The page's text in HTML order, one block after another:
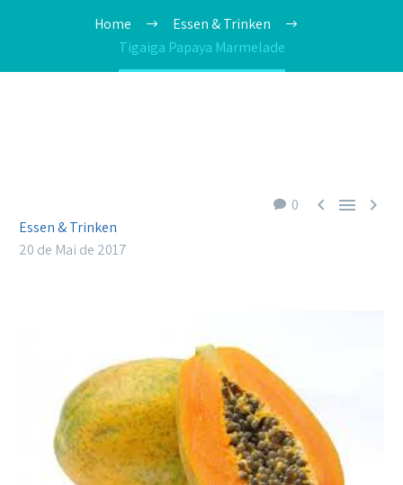
Home
Essen & Trinken
Tigaiga Papaya Marmelade
0   
Essen & Trinken
20 de Mai de 2017